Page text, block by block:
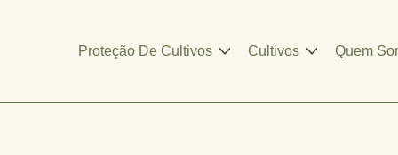
Proteção De Cultivos Cultivos Quem